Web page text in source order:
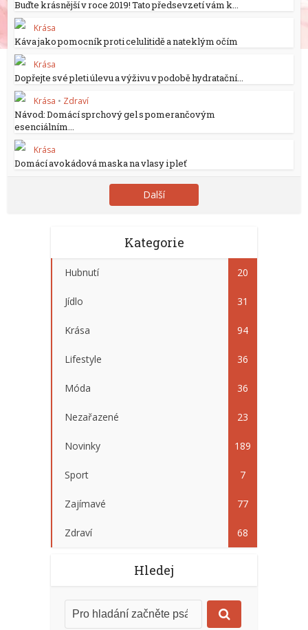
Buďte krásnější v roce 2019! Tato předsevzetí vám k...
Krása
Káva jako pomocník proti celulitidě a nateklým očím
Krása
Dopřejte své pleti úlevu a výživu v podobě hydratační...
Krása • Zdraví
Návod: Domácí sprchový gel s pomerančovým
esenciálním...
Krása
Domácí avokádová maska na vlasy i pleť
Další
Kategorie
Hubnutí 20
Jídlo 31
Krása 94
Lifestyle 36
Móda 36
Nezařazené 23
Novinky 189
Sport 7
Zajímavé 77
Zdraví 68
Hledej